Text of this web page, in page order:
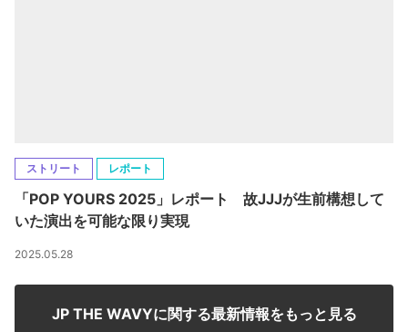
ストリート レポート
「POP YOURS 2025」レポート 故JJJが生前構想して
いた演出を可能な限り実現
2025.05.28
JP THE WAVYに関する最新情報をもっと見る